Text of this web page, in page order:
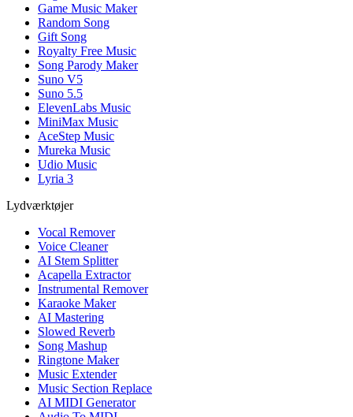
Game Music Maker
Random Song
Gift Song
Royalty Free Music
Song Parody Maker
Suno V5
Suno 5.5
ElevenLabs Music
MiniMax Music
AceStep Music
Mureka Music
Udio Music
Lyria 3
Lydværktøjer
Vocal Remover
Voice Cleaner
AI Stem Splitter
Acapella Extractor
Instrumental Remover
Karaoke Maker
AI Mastering
Slowed Reverb
Song Mashup
Ringtone Maker
Music Extender
Music Section Replace
AI MIDI Generator